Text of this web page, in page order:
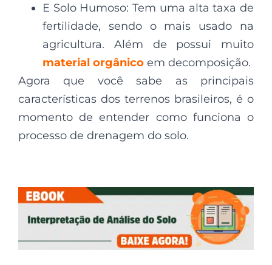
E Solo Humoso: Tem uma alta taxa de
fertilidade, sendo o mais usado na
agricultura. Além de possui muito
material orgânico em decomposição.
Agora que você sabe as principais
características dos terrenos brasileiros, é o
momento de entender como funciona o
processo de drenagem do solo.